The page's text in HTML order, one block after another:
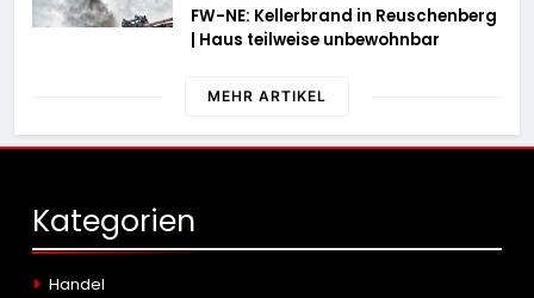
FW-NE: Kellerbrand in Reuschenberg
| Haus teilweise unbewohnbar
MEHR ARTIKEL
Kategorien
Handel